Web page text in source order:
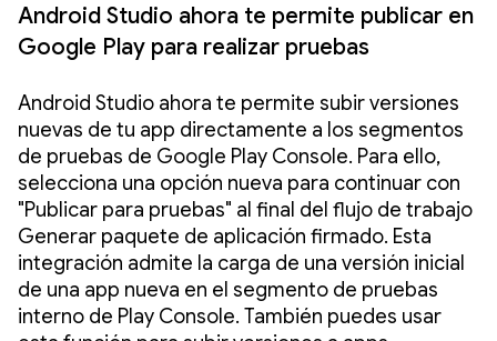
Android Studio ahora te permite publicar en
Google Play para realizar pruebas
Android Studio ahora te permite subir versiones
nuevas de tu app directamente a los segmentos
de pruebas de Google Play Console. Para ello,
selecciona una opción nueva para continuar con
"Publicar para pruebas" al final del flujo de trabajo
Generar paquete de aplicación firmado. Esta
integración admite la carga de una versión inicial
de una app nueva en el segmento de pruebas
interno de Play Console. También puedes usar